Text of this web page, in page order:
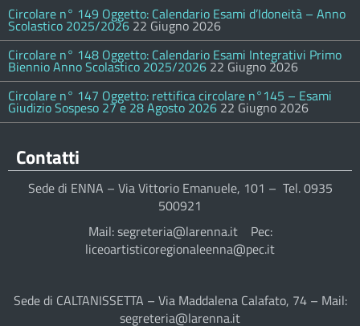
Circolare n° 149 Oggetto: Calendario Esami d’Idoneità – Anno
Scolastico 2025/2026 22 Giugno 2026
Circolare n° 148 Oggetto: Calendario Esami Integrativi Primo
Biennio Anno Scolastico 2025/2026 22 Giugno 2026
Circolare n° 147 Oggetto: rettifica circolare n°145 – Esami
Giudizio Sospeso 27 e 28 Agosto 2026 22 Giugno 2026
Contatti
Sede di ENNA – Via Vittorio Emanuele, 101 – Tel. 0935
500921
Mail: segreteria@larenna.it Pec:
liceoartisticoregionaleenna@pec.it
Sede di CALTANISSETTA – Via Maddalena Calafato, 74 – Mail:
segreteria@larenna.it